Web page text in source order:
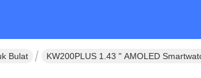
Bulat KW200PLUS 1.43 " AMOLED